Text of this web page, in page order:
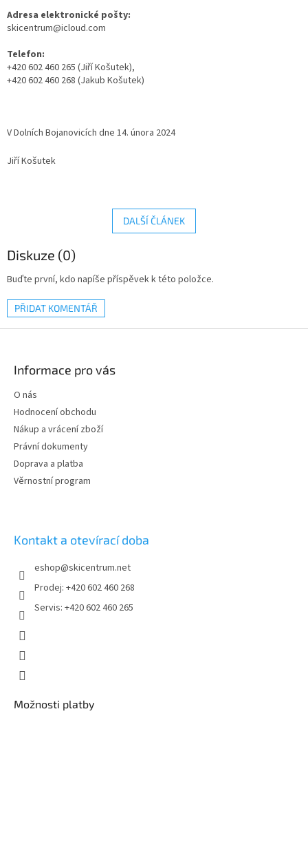
Adresa elektronické pošty:
skicentrum@icloud.com
Telefon:
+420 602 460 265 (Jiří Košutek),
+420 602 460 268 (Jakub Košutek)
V Dolních Bojanovicích dne 14. února 2024
Jiří Košutek
DALŠÍ ČLÁNEK
Diskuze (0)
Buďte první, kdo napíše příspěvek k této položce.
PŘIDAT KOMENTÁŘ
Informace pro vás
O nás
Hodnocení obchodu
Nákup a vrácení zboží
Právní dokumenty
Doprava a platba
Věrnostní program
Kontakt a otevírací doba
eshop@skicentrum.net
Prodej: +420 602 460 268
Servis: +420 602 460 265
Možnosti platby